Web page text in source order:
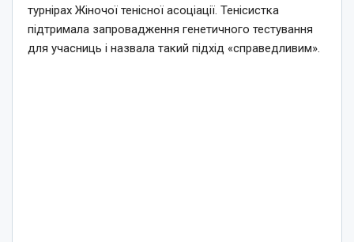
турнірах Жіночої тенісної асоціації. Тенісистка
підтримала запровадження генетичного тестування
для учасниць і назвала такий підхід «справедливим».